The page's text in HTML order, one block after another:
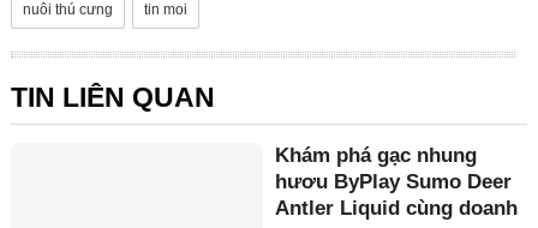
nuôi thú cưng tin moi
TIN LIÊN QUAN
Khám phá gạc nhung
hươu ByPlay Sumo Deer
Antler Liquid cùng doanh